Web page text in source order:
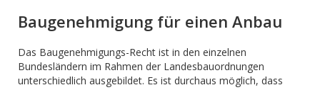
Baugenehmigung für einen Anbau
Das Baugenehmigungs-Recht ist in den einzelnen
Bundesländern im Rahmen der Landesbauordnungen
unterschiedlich ausgebildet. Es ist durchaus möglich, dass